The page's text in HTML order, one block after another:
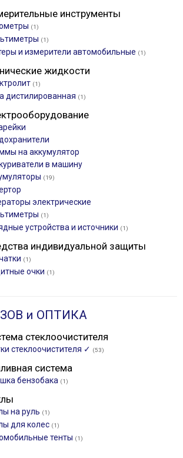
инструменты
(1)
(1)
и измерители автомобильные (1)
жидкости
(1)
дистилированная (1)
на аккумулятор
в машину
(19)
электрические
(1)
устройства и источники (1)
индивидуальной защиты
(1)
очки (1)
и ОПТИКА
стеклоочистителя
стеклоочистителя ✓ (53)
система
бензобака (1)
на руль (1)
для колес (1)
тенты (1)